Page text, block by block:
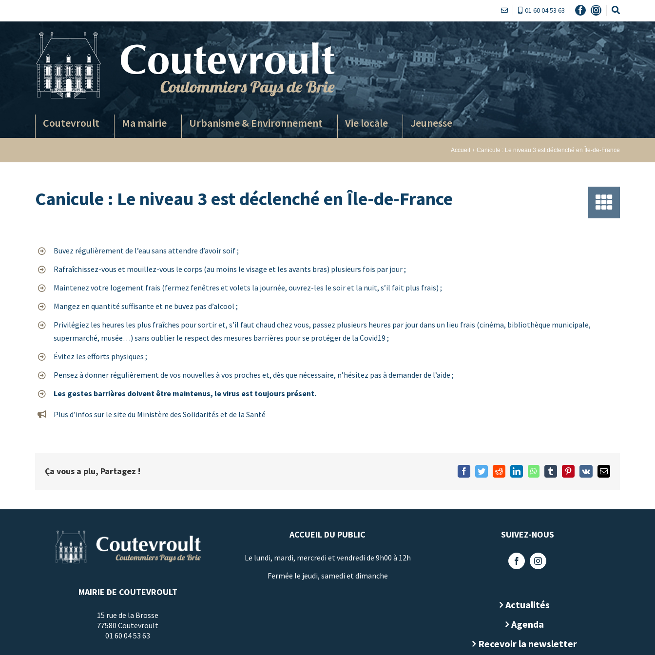
Facebook
Instagram
01 60 04 53 63
Coutevroult Ma mairie Urbanisme & Environnement Vie locale Jeunesse
Accueil / Canicule : Le niveau 3 est déclenché en Île-de-France
Canicule : Le niveau 3 est déclenché en Île-de-France
Buvez régulièrement de l’eau sans attendre d’avoir soif ;
Rafraîchissez-vous et mouillez-vous le corps (au moins le visage et les avants bras) plusieurs fois par jour ;
Maintenez votre logement frais (fermez fenêtres et volets la journée, ouvrez-les le soir et la nuit, s’il fait plus frais) ;
Mangez en quantité suffisante et ne buvez pas d’alcool ;
Privilégiez les heures les plus fraîches pour sortir et, s’il faut chaud chez vous, passez plusieurs heures par jour dans un lieu frais (cinéma, bibliothèque municipale,
supermarché, musée…) sans oublier le respect des mesures barrières pour se protéger de la Covid19 ;
Évitez les efforts physiques ;
Pensez à donner régulièrement de vos nouvelles à vos proches et, dès que nécessaire, n’hésitez pas à demander de l’aide ;
Les gestes barrières doivent être maintenus, le virus est toujours présent.
Plus d’infos sur le site du Ministère des Solidarités et de la Santé
Ça vous a plu, Partagez ! Facebook
TwitterRedditLinkedInWhatsApp
Tumblr Pinterest
Vk Email
MAIRIE DE COUTEVROULT
15 rue de la Brosse
77580 Coutevroult
01 60 04 53 63
ACCUEIL DU PUBLIC
Le lundi, mardi, mercredi et vendredi de 9h00 à 12h
Fermée le jeudi, samedi et dimanche
SUIVEZ-NOUS
Actualités
Agenda
Recevoir la newsletter